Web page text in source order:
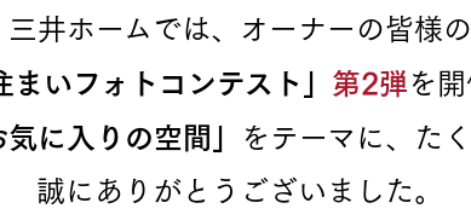
三井ホームでは、オーナーの皆様の
まいフォトコンテスト」 第2弾を
に入りの空間」 をテーマに、た
誠にありがとうございました。